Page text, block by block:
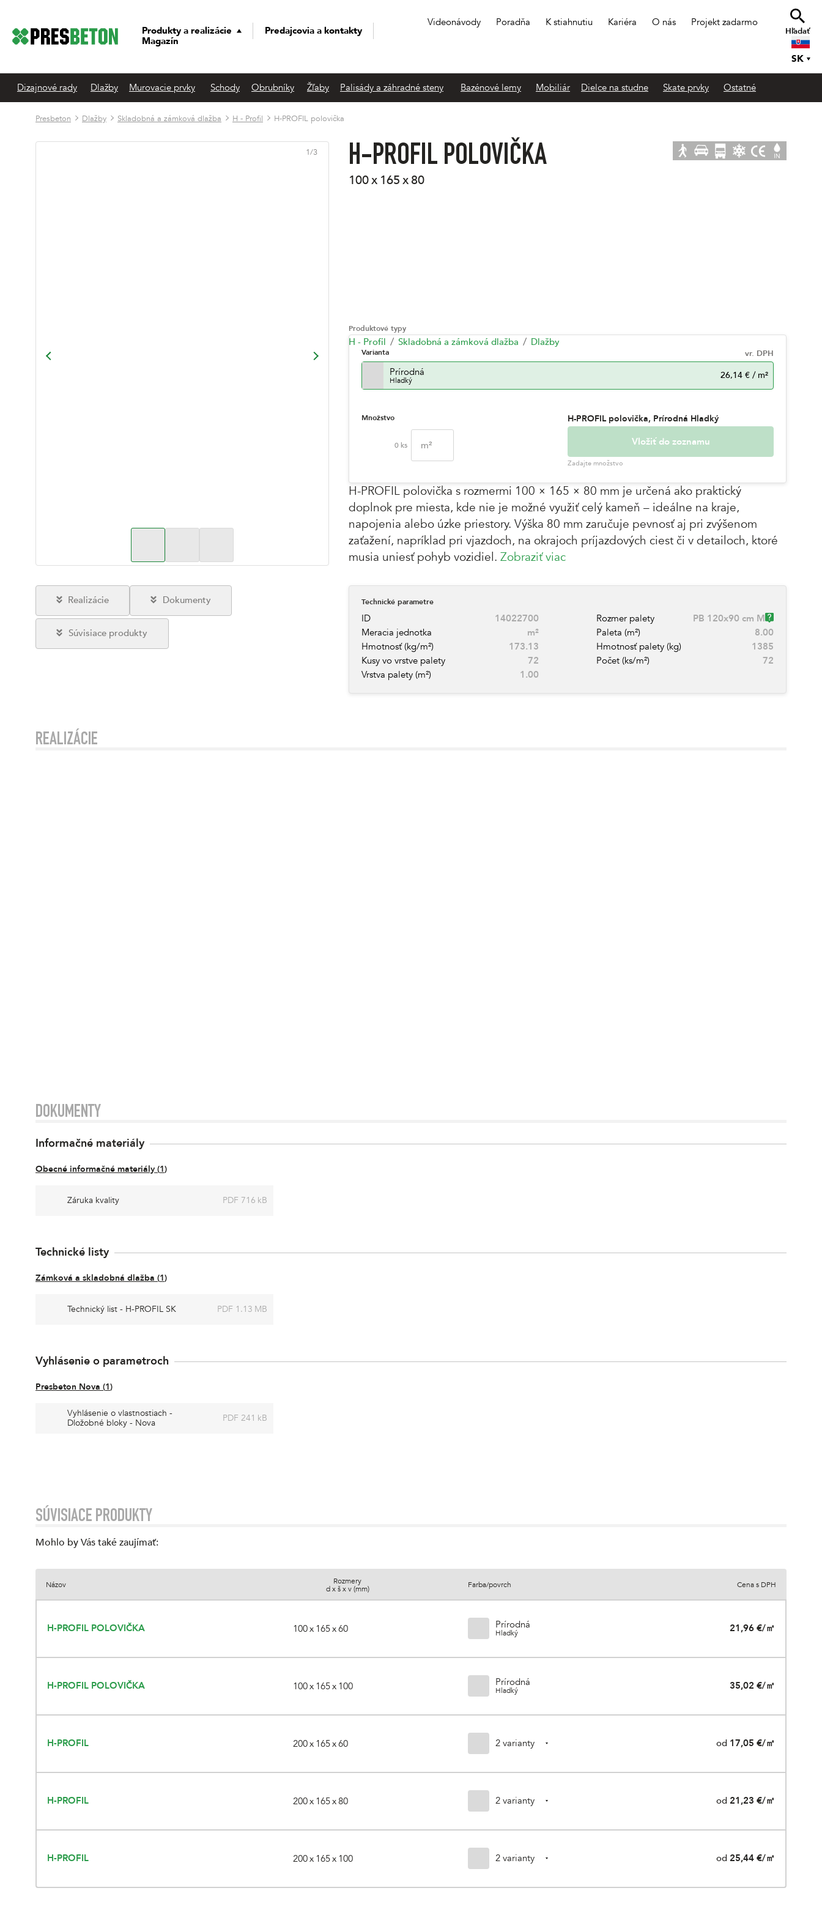
Produkty a realizácie
Predajcovia a kontakty
Magazín
Videonávody Poradňa K stiahnutiu Kariéra O nás Projekt zadarmo
Hľadať
SK
Dizajnové rady Dlažby Murovacie prvky Schody Obrubníky Žľaby Palisády a záhradné steny Bazénové lemy Mobiliár Dielce na studne Skate prvky Ostatné
Presbeton Dlažby Skladobná a zámková dlažba H - Profil H-PROFIL polovička
1/3 H-PROFIL POLOVIČKA
100 x 165 x 80
Produktové typy
H - Profil Skladobná a zámková dlažba Dlažby
Varianta vr. DPH
Prírodná
Hladký 26,14 € / m²
Množstvo
0 ks m²
H-PROFIL polovička, Prírodná Hladký
Vložiť do zoznamu
Zadajte množstvo
H-PROFIL polovička s rozmermi 100 × 165 × 80 mm je určená ako praktický
doplnok pre miesta, kde nie je možné využiť celý kameň – ideálne na kraje,
napojenia alebo úzke priestory. Výška 80 mm zaručuje pevnosť aj pri zvýšenom
zaťažení, napríklad pri vjazdoch, na okrajoch príjazdových ciest či v detailoch, ktoré
musia uniesť pohyb vozidiel. Zobraziť viac
Realizácie Dokumenty
Súvisiace produkty
Technické parametre
ID 14022700 Rozmer palety
PB 120x90 cm M
Meracia jednotka
m² Paleta (m²)
8.00
Hmotnosť (kg/m²)
173.13 Hmotnosť palety (kg)
1385
Kusy vo vrstve palety
72 Počet (ks/m²)
72
Vrstva palety (m²)
1.00
REALIZÁCIE
DOKUMENTY
Informačné materiály
Obecné informačné materiály (1)
Záruka kvality PDF 716 kB
Technické listy
Zámková a skladobná dlažba (1)
Technický list - H-PROFIL SK PDF 1.13 MB
Vyhlásenie o parametroch
Presbeton Nova (1)
Vyhlásenie o vlastnostiach -
Dložobné bloky - Nova
PDF 241 kB
SÚVISIACE PRODUKTY
Mohlo by Vás také zaujímať:
Názov
Rozmery
d x š x v (mm)
Farba/povrch Cena s DPH
H-PROFIL POLOVIČKA 100 x 165 x 60 Prírodná
Hladký 21,96 €/㎡
H-PROFIL POLOVIČKA 100 x 165 x 100 Prírodná
Hladký 35,02 €/㎡
H-PROFIL 200 x 165 x 60 2 varianty od 17,05 €/㎡
H-PROFIL 200 x 165 x 80 2 varianty od 21,23 €/㎡
H-PROFIL 200 x 165 x 100 2 varianty od 25,44 €/㎡